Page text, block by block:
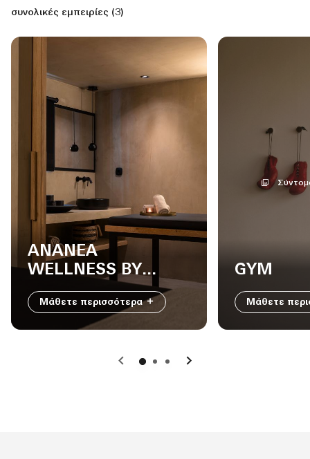
συνολικές εμπειρίες (3)
ANANEA
WELLNESS BY
AEGEO SPA
Μάθετε περισσότερα
GYM
Μάθετε
ΠροηγούμενοΕπόμενο